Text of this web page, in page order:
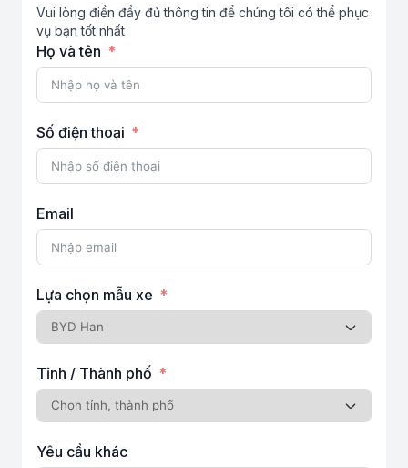
Vui lòng điền đầy đủ thông tin để chúng tôi có thể phục
vụ bạn tốt nhất
Họ và tên
Số điện thoại
Email
Lựa chọn mẫu xe
Tỉnh / Thành phố
Yêu cầu khác